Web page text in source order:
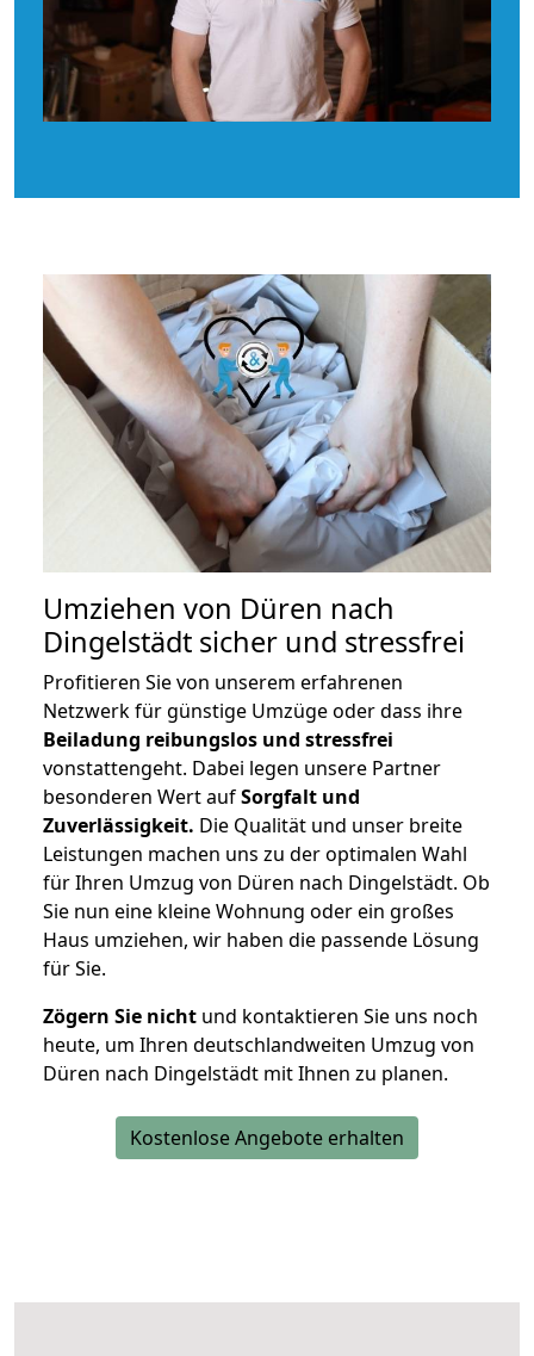
Umziehen von Düren nach
Dingelstädt sicher und stressfrei
Profitieren Sie von unserem erfahrenen
Netzwerk für günstige Umzüge oder dass ihre
Beiladung reibungslos und stressfrei
vonstattengeht. Dabei legen unsere Partner
besonderen Wert aufSorgfalt und
Zuverlässigkeit. Die Qualität und unser breite
Leistungen machen uns zu der optimalen Wahl
für Ihren Umzug von Düren nach Dingelstädt. Ob
Sie nun eine kleine Wohnung oder ein großes
Haus umziehen, wir haben die passende Lösung
für Sie.
Zögern Sie nicht und kontaktieren Sie uns noch
heute, um Ihren deutschlandweiten Umzug von
Düren nach Dingelstädt mit Ihnen zu planen.
Kostenlose Angebote erhalten